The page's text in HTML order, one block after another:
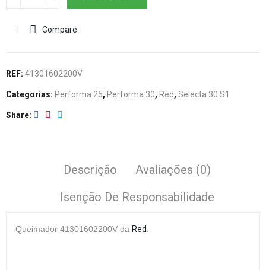
Compare
REF: 41301602200V
Categorias: Performa 25, Performa 30, Red, Selecta 30 S1
Share
Descrição
Avaliações (0)
Isenção De Responsabilidade
Queimador 41301602200V da Red